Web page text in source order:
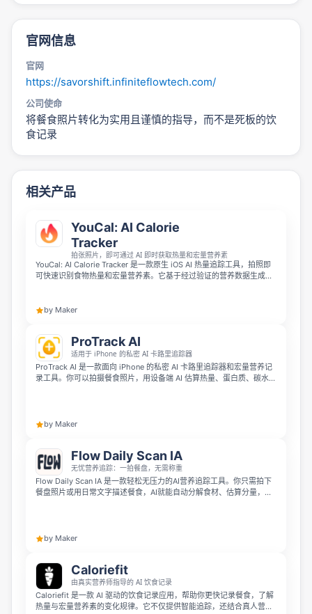
官网信息
官网
https://savorshift.infiniteflowtech.com/
公司使命
将餐食照片转化为实用且谨慎的指导，而不是死板的饮
食记录
相关产品
YouCal: AI Calorie
Tracker
拍张照片，即可通过 AI 即时获取热量和宏量营养素
YouCal: AI Calorie Tracker 是一款原生 iOS AI 热量追踪工具，拍照即
可快速识别食物热量和宏量营养素。它基于经过验证的营养数据生成更
轻松管理目标的人。
by Maker
ProTrack AI
适用于 iPhone 的私密 AI 卡路里追踪器
ProTrack AI 是一款面向 iPhone 的私密 AI 卡路里追踪器和宏量营养记
录工具。你可以拍摄餐食照片，用设备端 AI 估算热量、蛋白质、碳水和
by Maker
Flow Daily Scan IA
无忧营养追踪：一拍餐盘，无需称重
Flow Daily Scan IA 是一款轻松无压力的AI营养追踪工具。你只需拍下
餐盘照片或用日常文字描述餐食，AI就能自动分解食材、估算分量，无
by Maker
Caloriefit
由真实营养师指导的 AI 饮食记录
Caloriefit 是一款 AI 驱动的饮食记录应用，帮助你更快记录餐食，了解
热量与宏量营养素的变化规律。它不仅提供智能追踪，还结合真人营养